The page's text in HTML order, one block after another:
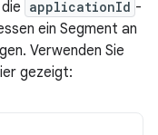
applicationId -
ein Segment an
Verwenden Sie
gezeigt: